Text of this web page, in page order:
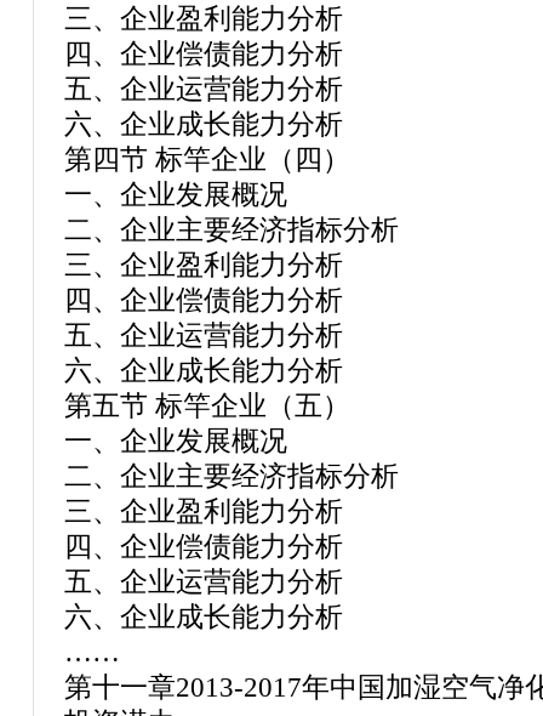
三、企业盈利能力分析
四、企业偿债能力分析
五、企业运营能力分析
六、企业成长能力分析
第四节 标竿企业（四）
一、企业发展概况
二、企业主要经济指标分析
三、企业盈利能力分析
四、企业偿债能力分析
五、企业运营能力分析
六、企业成长能力分析
第五节 标竿企业（五）
一、企业发展概况
二、企业主要经济指标分析
三、企业盈利能力分析
四、企业偿债能力分析
五、企业运营能力分析
六、企业成长能力分析
……
第十一章2013-2017年中国加湿空气净